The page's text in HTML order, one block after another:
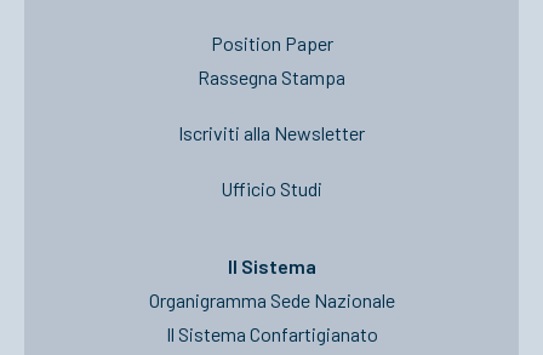
Position Paper
Rassegna Stampa
Iscriviti alla Newsletter
Ufficio Studi
Il Sistema
Organigramma Sede Nazionale
Il Sistema Confartigianato